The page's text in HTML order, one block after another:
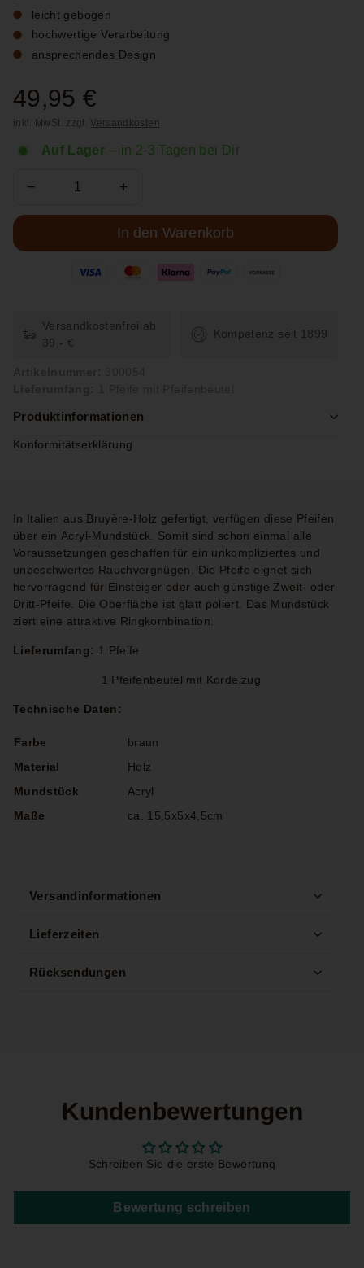
leicht gebogen
hochwertige Verarbeitung
ansprechendes Design
Normaler
Preis
49,95 €
€
inkl. MwSt. zzgl.Versandkosten
Auf Lager – in 2-3 Tagen bei Dir
− +
In den Warenkorb
Versandkostenfrei ab
39,- €
Kompetenz seit 1899
Produktinformationen
Konformitätserklärung
In Italien aus Bruyère-Holz gefertigt, verfügen diese Pfeifen
über ein Acryl-Mundstück. Somit sind schon einmal alle
Voraussetzungen geschaffen für ein unkompliziertes und
unbeschwertes Rauchvergnügen. Die Pfeife eignet sich
hervorragend für Einsteiger oder auch günstige Zweit- oder
Dritt-Pfeife. Die Oberfläche ist glatt poliert. Das Mundstück
ziert eine attraktive Ringkombination.
Lieferumfang: 1 Pfeife
1 Pfeifenbeutel mit Kordelzug
Technische Daten:
Farbe
braun
Material
Holz
Mundstück
Acryl
Maße
ca. 15,5x5x4,5cm
Versandinformationen
Lieferzeiten
Rücksendungen
Kundenbewertungen
Schreiben Sie die erste Bewertung
Bewertung schreiben